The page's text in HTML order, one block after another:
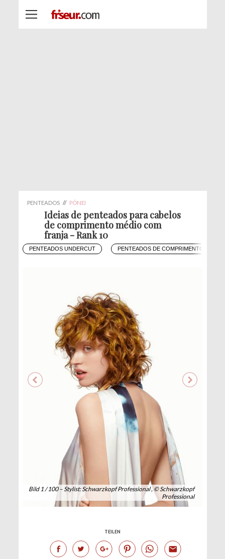
PENTEADOS // PÓNEI
Ideias de penteados para cabelos
de comprimento médio com
franja - Rank 10
PENTEADOS UNDERCUT PENTEADOS DE COMPRIMENTO MÉDIO
Bild 1 / 100 – Stylist: Schwarzkopf Professional , © Schwarzkopf
Professional
TEILEN